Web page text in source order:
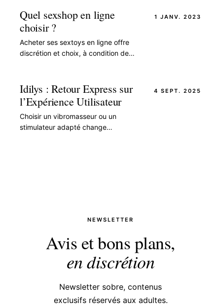
Quel sexshop en ligne
choisir ?
Acheter ses sextoys en ligne offre
discrétion et choix, à condition de
et…
1 JANV. 2023
Idilys : Retour Express sur
l’Expérience Utilisateur
Choisir un vibromasseur ou un
stimulateur adapté change
4 SEPT. 2025
NEWSLETTER
Avis et bons plans,
en discrétion
Newsletter sobre, contenus
exclusifs réservés aux adultes.